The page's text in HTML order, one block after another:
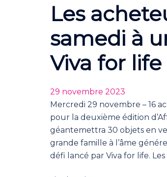
Les
samedi à
Viva for life
29 novembre 2023
Mercredi 29 novembre – 16
pour la deuxième édition
géantemettra 30 objets en
grande famille à l’âme
défi lancé par Viva for life.